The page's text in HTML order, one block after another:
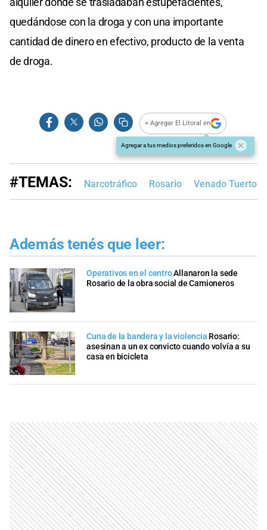
quedándose con la droga y con una importante
cantidad de dinero en efectivo, producto de la venta
de droga.
+ Agregar El Litoral en
Agregar a tus medios preferidos en Google
#TEMAS: Narcotráfico Rosario Venado Tuerto
Además tenés que leer:
Operativos en el centroAllanaron la sede
Rosario de la obra social de Camioneros
Cuna de la bandera y la violencia Rosario:
asesinan a un ex convicto cuando volvía a su
casa en bicicleta